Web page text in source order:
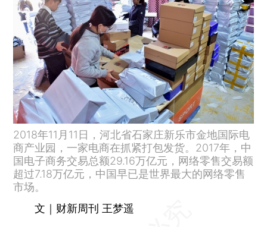
2018年11月11日，河北省石家庄新乐市金地国际电
商产业园，一家电商在抓紧打包发货。2017年，中
国电子商务交易总额29.16万亿元，网络零售交易额
超过7.18万亿元，中国早已是世界最大的网络零售
市场。
文｜财新周刊 王梦遥